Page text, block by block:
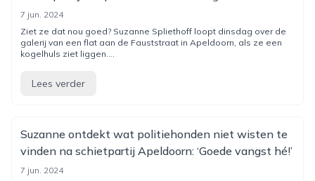
7 jun. 2024
Ziet ze dat nou goed? Suzanne Spliethoff loopt dinsdag over de
galerij van een flat aan de Fauststraat in Apeldoorn, als ze een
kogelhuls ziet liggen....
Lees verder
Suzanne ontdekt wat politiehonden niet wisten te
vinden na schietpartij Apeldoorn: ‘Goede vangst hé!’
7 jun. 2024